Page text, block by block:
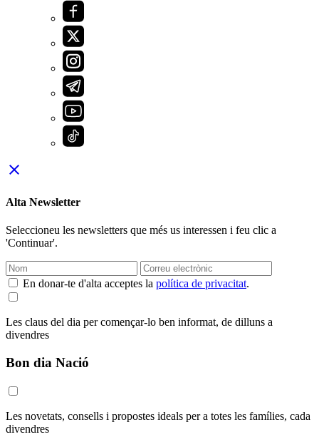
close
Alta Newsletter
Seleccioneu les newsletters que més us interessen i feu clic a
'Continuar'.
En donar-te d'alta acceptes la política de privacitat.
Les claus del dia per començar-lo ben informat, de dilluns a
divendres
Bon dia Nació
Les novetats, consells i propostes ideals per a totes les famílies, cada
divendres